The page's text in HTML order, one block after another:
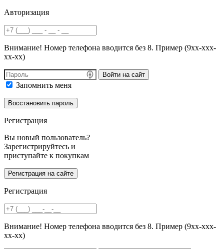
Авторизация
Внимание! Номер телефона вводится без 8. Пример (9хх-ххх-
хх-хх)
Войти на сайт
Запомнить меня
Регистрация
Вы новый пользователь?
Зарегистрируйтесь и
приступайте к покупкам
Регистрация
Внимание! Номер телефона вводится без 8. Пример (9хх-ххх-
хх-хх)